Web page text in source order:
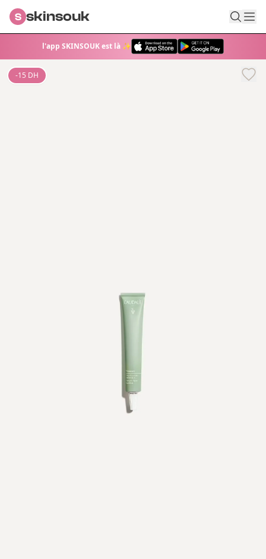
l'app SKINSOUK est là ✨
S skinsouk
-15 DH